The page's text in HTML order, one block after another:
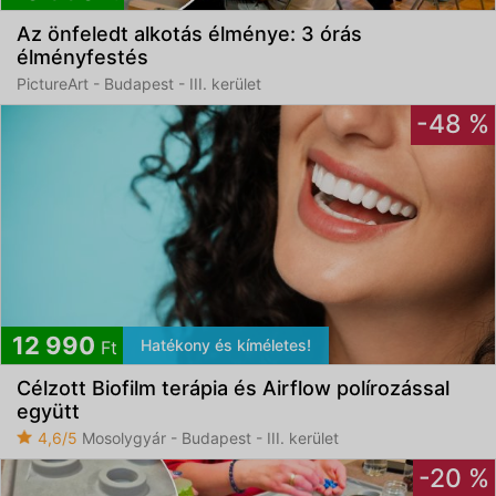
Elfogadom azÁSZF-et és azAdatvédelmi
Az önfeledt alkotás élménye: 3 órás
élményfestés
PictureArt - Budapest - III. kerület
-48 %
12 990 Ft Hatékony és kíméletes!
Célzott Biofilm terápia és Airflow polírozással
együtt
4,6/5 Mosolygyár - Budapest - III. kerület
-20 %